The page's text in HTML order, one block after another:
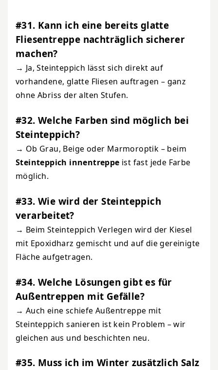
#31. Kann ich eine bereits glatte
Fliesentreppe nachträglich sicherer
machen?
→ Ja, Steinteppich lässt sich direkt auf
vorhandene, glatte Fliesen auftragen – ganz
ohne Abriss der alten Stufen.
#32. Welche Farben sind möglich bei
Steinteppich?
→ Ob Grau, Beige oder Marmoroptik – beim
Steinteppich innentreppe ist fast jede Farbe
möglich.
#33. Wie wird der Steinteppich
verarbeitet?
→ Beim Steinteppich Verlegen wird der Kiesel
mit Epoxidharz gemischt und auf die gereinigte
Fläche aufgetragen.
#34. Welche Lösungen gibt es für
Außentreppen mit Gefälle?
→ Auch eine schiefe Außentreppe mit
Steinteppich sanieren ist kein Problem – wir
gleichen aus und beschichten neu.
#35. Muss ich im Winter zusätzlich Salz